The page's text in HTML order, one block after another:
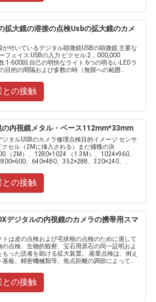
拡大鏡の溶接の点検Usbの拡大鏡のカメ
が付いているデジタル顕微鏡USBの顕微鏡 主要な
フェイス:USBの入力 ピクセル:2，000,000
:1-600回 自己の明快なライト:6つの明るいLEDラ
目的の間隔および多数の時（無限への範囲
との接触
内視鏡メタル・ベース112mm*33mm
ジタルUSBのカメラ修理点検目的イメージ センサ
クセル（2Mに挿入される）まだ捕獲の決
（2M）、1280×1024 （1.3M）、1024×960、
、640×480、352×288、320×240、
との接触
デジタルの内視鏡のカメラの携帯用スマ
トは皮の点検および毛状根の点検のために適して
の点検、生物的観察、宝石用原石の同一証明およ
もった読者を助ける拡大装置。 産業点検は、例え
基板、精密機械類等、焦点距離の調節によって
との接触